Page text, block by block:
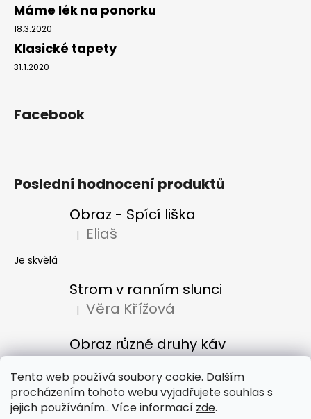
Tento web používá soubory cookie. Dalším
procházením tohoto webu vyjadřujete souhlas s
jejich používáním.. Více informací zde.
Máme lék na ponorku
18.3.2020
Klasické tapety
31.1.2020
Facebook
Poslední hodnocení produktů
Obraz - Spící liška
Hodnocení produktu je 5 z 5 hvězdiček.
| Eliaš
Je skvělá
Strom v ranním slunci
Hodnocení produktu je 5 z 5 hvězdiček.
| Věra Křížová
Obraz různé druhy káv
Hodnocení produktu je 5 z 5 hvězdiček.